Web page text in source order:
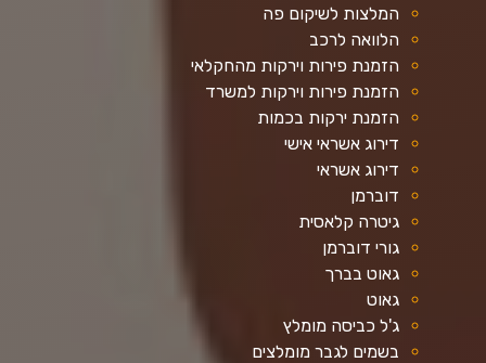
המלצות לשיקום פה
הלוואה לרכב
הזמנת פירות וירקות מהחקלאי
הזמנת פירות וירקות למשרד
הזמנת ירקות בכמות
דירוג אשראי אישי
דירוג אשראי
דוברמן
גיטרה קלאסית
גורי דוברמן
גאוט בברך
גאוט
ג'ל כביסה מומלץ
בשמים לגבר מומלצים